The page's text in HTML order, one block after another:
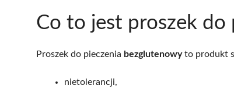
Co to jest proszek do
Proszek do pieczenia bezglutenowyto produkt
nietolerancji,